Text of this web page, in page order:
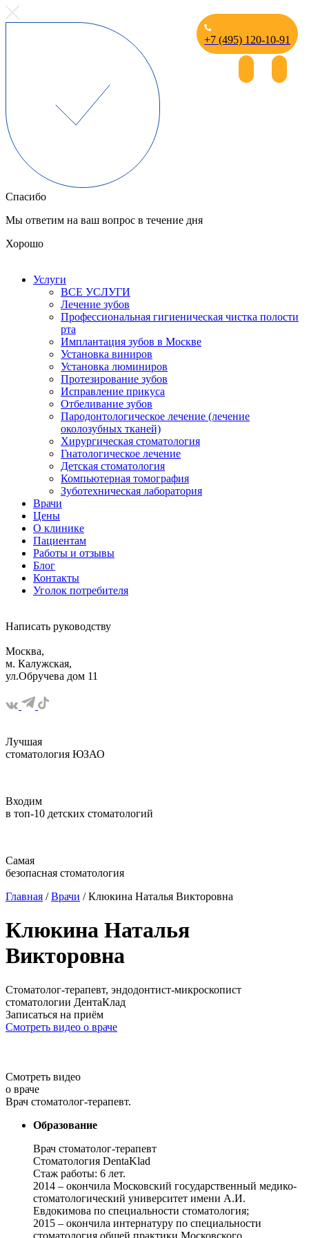
Спасибо
Мы ответим на ваш вопрос в течение дня
Хорошо
Услуги
ВСЕ УСЛУГИ
Лечение зубов
Профессиональная гигиеническая чистка полости
рта
Имплантация зубов в Москве
Установка виниров
Установка люминиров
Протезирование зубов
Исправление прикуса
Отбеливание зубов
Пародонтологическое лечение (лечение
околозубных тканей)
Хирургическая стоматология
Гнатологическое лечение
Детская стоматология
Компьютерная томография
Зуботехническая лаборатория
Врачи
Цены
О клинике
Пациентам
Работы и отзывы
Блог
Контакты
Уголок потребителя
Написать руководству
Москва,
м. Калужская,
ул.Обручева дом 11
Лучшая
стоматология ЮЗАО
Входим
в топ-10 детских стоматологий
Самая
безопасная стоматология
+7 (495) 120-10-91
Главная /Врачи / Клюкина Наталья Викторовна
Клюкина Наталья
Викторовна
Стоматолог-терапевт, эндодонтист-микроскопист
стоматологии ДентаКлад
Записаться на приём
Смотреть видео о враче
Cмотреть видео
о враче
Врач стоматолог-терапевт.
Образование
Врач стоматолог-терапевт
Стоматология DentaKlad
Стаж работы: 6 лет.
2014 – окончила Московский государственный медико-
стоматологический университет имени А.И.
Евдокимова по специальности стоматология;
2015 – окончила интернатуру по специальности
стоматология общей практики Московского